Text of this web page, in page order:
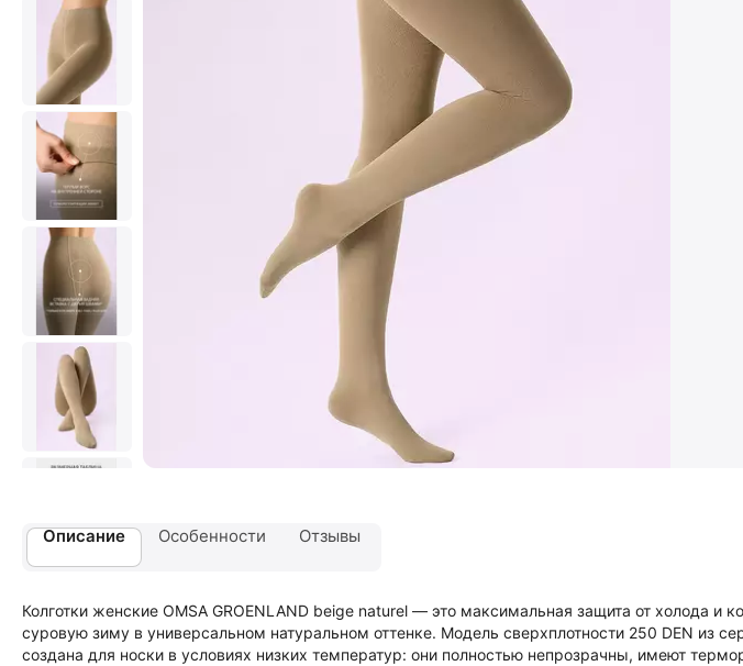
Описание Особенности Отзывы
Колготки женские OMSA GROENLAND beige naturel — это максимальная защита от холода и
суровую зиму в универсальном натуральном оттенке. Модель сверхплотности 250 DEN из
создана для носки в условиях низких температур: они полностью непрозрачны, имеют